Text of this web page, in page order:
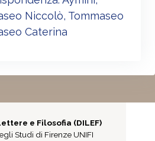
Niccolò, Tommaseo
Caterina
e Filosofia (DILEF)
Studi di Firenze UNIFI